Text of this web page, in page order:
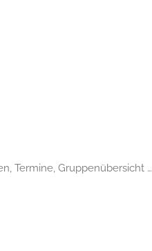
Termine, Gruppenübersicht …